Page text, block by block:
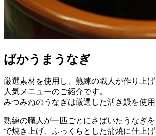
ばかうまうなぎ
厳選素材を使用し、熟練の職人が作り上
人気メニューのご紹介です。
みつみねのうなぎは厳選した活き鰻を使用
熟練の職人が一匹ごとにさばいたうなぎ
で焼き上げ、ふっくらとした蒲焼に仕上げ